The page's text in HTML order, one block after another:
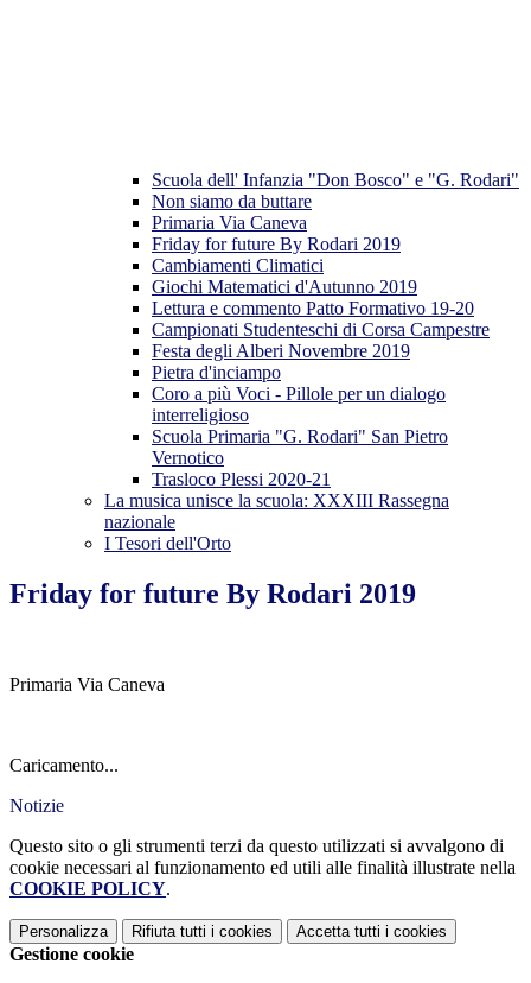
Scuola dell' Infanzia "Don Bosco" e "G. Rodari"
Non siamo da buttare
Primaria Via Caneva
Friday for future By Rodari 2019
Cambiamenti Climatici
Giochi Matematici d'Autunno 2019
Lettura e commento Patto Formativo 19-20
Campionati Studenteschi di Corsa Campestre
Festa degli Alberi Novembre 2019
Pietra d'inciampo
Coro a più Voci - Pillole per un dialogo
interreligioso
Scuola Primaria "G. Rodari" San Pietro
Vernotico
Trasloco Plessi 2020-21
La musica unisce la scuola: XXXIII Rassegna
nazionale
I Tesori dell'Orto
Friday for future By Rodari 2019
Primaria Via Caneva
Caricamento...
Notizie
Questo sito o gli strumenti terzi da questo utilizzati si avvalgono di
cookie necessari al funzionamento ed utili alle finalità illustrate nella
COOKIE POLICY.
Personalizza Rifiuta tutti i cookies Accetta tutti i cookies
Gestione cookie